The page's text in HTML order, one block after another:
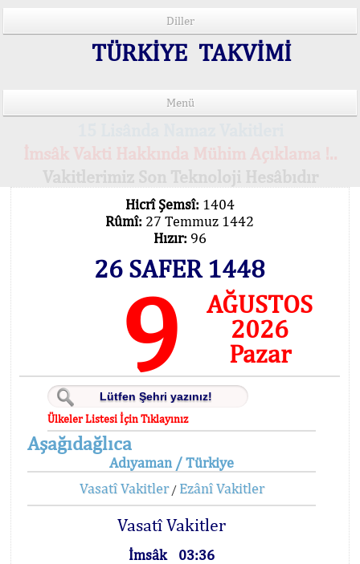
Diller
TÜRKİYE TAKVİMİ
Menü
Hicrî Şemsî: 1404
Rûmî: 27 Temmuz 1442
Hızır: 96
26 SAFER 1448
9
AĞUSTOS
2026
Pazar
Ülkeler Listesi İçin Tıklayınız
Aşağıdağlıca
Adıyaman / Türkiye
Vasatî Vakitler/ Ezânî Vakitler
Vasatî Vakitler
İmsâk
03:36